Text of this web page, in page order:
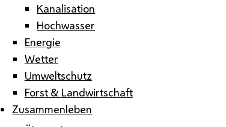
Kanalisation
Hochwasser
Energie
Wetter
Umweltschutz
Forst & Landwirtschaft
Zusammenleben